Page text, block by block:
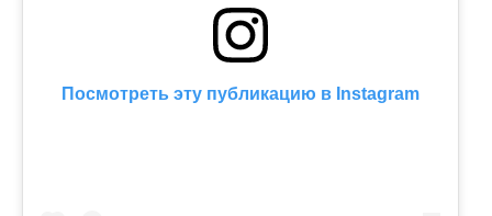
Посмотреть эту публикацию в Instagram